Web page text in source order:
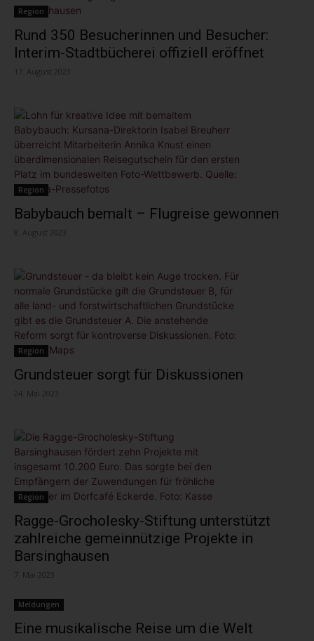
Region
Rund 350 Besucherinnen und Besucher:
Interim-Stadtbücherei offiziell eröffnet
17. August 2023
Region
Babybauch bemalt – Flugreise gewonnen
8. August 2023
Region
Grundsteuer sorgt für Diskussionen
24. Mai 2023
Region
Ragge-Grocholesky-Stiftung unterstützt
zahlreiche gemeinnützige Projekte in
Barsinghausen
7. Mai 2023
Meldungen
Eine musikalische Reise um die Welt